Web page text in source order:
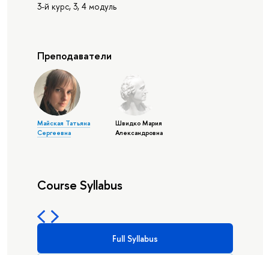
3-й курс, 3, 4 модуль
Преподаватели
Майская Татьяна
Сергеевна
Швидко Мария
Александровна
Course Syllabus
Full Syllabus